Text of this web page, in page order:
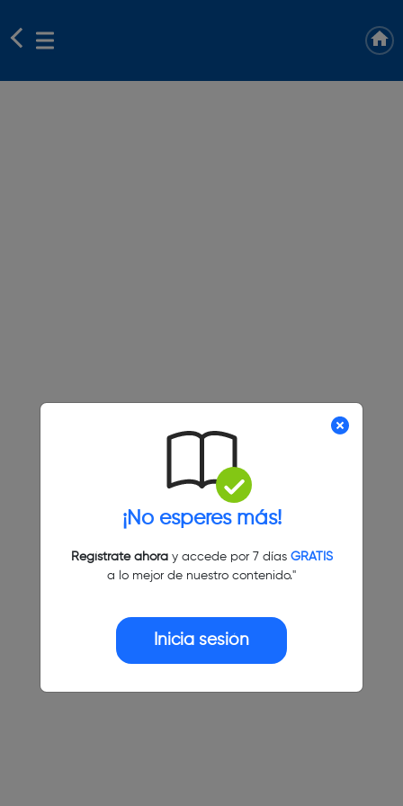
¡No esperes más!
Regístrate ahoray accede por 7 días GRATIS
a lo mejor de nuestro contenido."
Inicia sesión